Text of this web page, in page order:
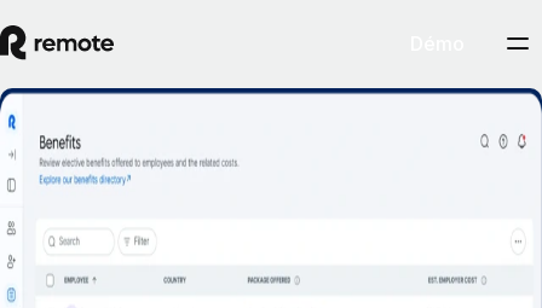
Offrez les meilleurs avantages sociaux
internationaux
Attirez les talents avec vos avantages sociaux grâce aux régimes
locaux de Remote. Nous offrons des avantages conformes, complets et
flexibles, à des tarifs compétitifs. Nous nous occupons de la gestion de
ces derniers pendant que vous développez votre équipe.